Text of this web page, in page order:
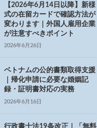
【2026年6月14日以降】新様
式の在留カードで確認方法が
変わります｜外国人雇用企業
が注意すべきポイント
2026年6月26日
ベトナムの公的書類取得支援
｜帰化申請に必要な婚姻記
録・証明書対応の実務
2026年6月16日
行政書士法19条改正｜「無料